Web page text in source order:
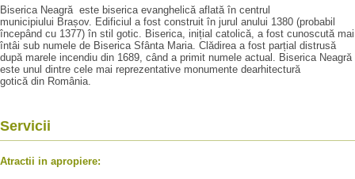
Biserica Neagră este biserica evanghelică aflată în centrul
municipiului Brașov. Edificiul a fost construit în jurul anului 1380 (probabil
începând cu 1377) în stil gotic. Biserica, inițial catolică, a fost cunoscută mai
întâi sub numele de Biserica Sfânta Maria. Clădirea a fost parțial distrusă
după marele incendiu din 1689, când a primit numele actual. Biserica Neagră
este unul dintre cele mai reprezentative monumente dearhitectură
gotică din România.
Servicii
Atractii in apropiere: